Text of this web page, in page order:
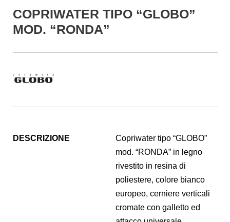
COPRIWATER TIPO “GLOBO”
MOD. “RONDA”
DESCRIZIONE
Copriwater tipo “GLOBO”
mod. “RONDA” in legno
rivestito in resina di
poliestere, colore bianco
europeo, cerniere verticali
cromate con galletto ed